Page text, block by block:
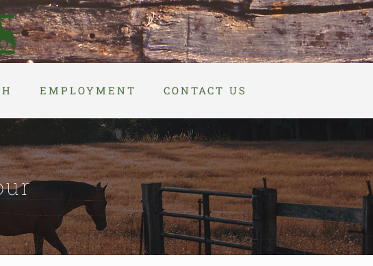
EMPLOYMENT CONTACT US